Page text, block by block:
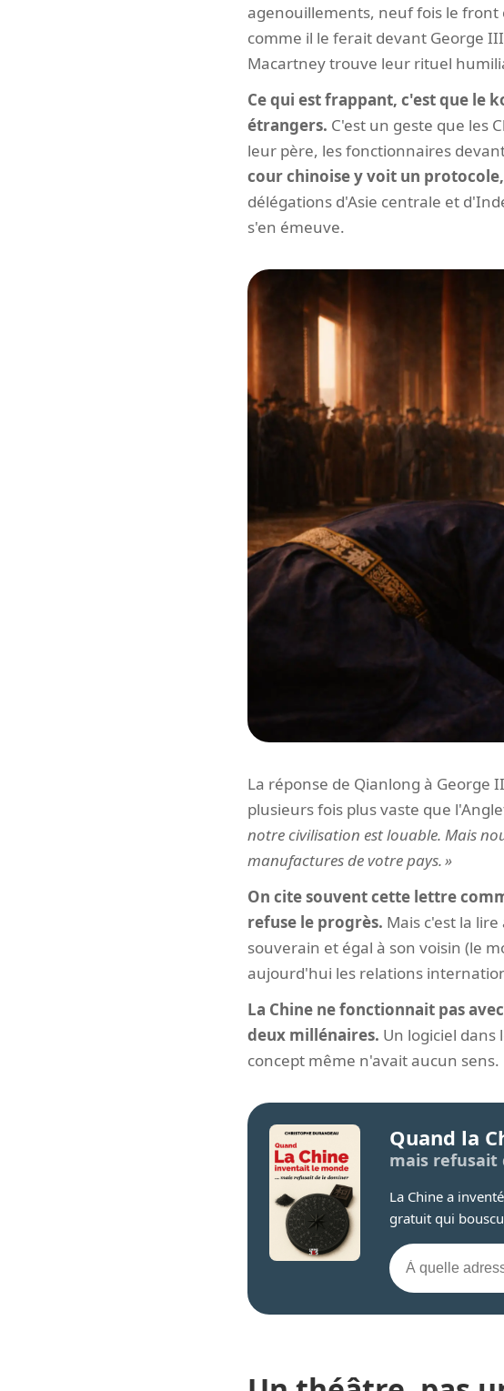
agenouillements, neuf fois le front
comme il le ferait devant George
Macartney trouve leur rituel
Ce qui est frappant, c'est que le
étrangers. C'est un geste que les
leur père, les fonctionnaires
cour chinoise y voit un
délégations d'Asie centrale et
s'en émeuve.
La réponse de Qianlong à
plusieurs fois plus vaste que
notre civilisation est louable. Mais
manufactures de votre pays.
On cite souvent cette lettre
refuse le progrès. Mais c'est la
souverain et égal à son voisin (le
aujourd'hui les relations
La Chine ne fonctionnait pas
deux millénaires. Un logiciel dans
concept même n'avait aucun sens.
Quand la
mais refusait
La Chine a
gratuit qui